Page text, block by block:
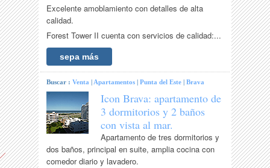
Excelente amoblamiento con detalles de alta
calidad.
Forest Tower II cuenta con servicios de calidad:...
sepa más
Buscar :Venta |Apartamentos |Punta del Este |Brava
Icon Brava: apartamento de
3 dormitorios y 2 baños
con vista al mar.
Apartamento de tres dormitorios y
dos baños, principal en suite, amplia cocina con
comedor diario y lavadero.